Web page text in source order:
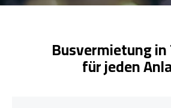
Busvermietung
für jeden